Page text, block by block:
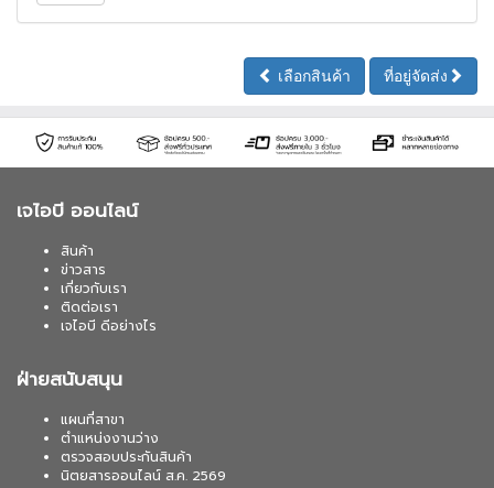
เลือกสินค้า ที่อยู่จัดส่ง
เจไอบี ออนไลน์
สินค้า
ข่าวสาร
เกี่ยวกับเรา
ติดต่อเรา
เจไอบี ดีอย่างไร
ฝ่ายสนับสนุน
แผนที่สาขา
ตำแหน่งงานว่าง
ตรวจสอบประกันสินค้า
นิตยสารออนไลน์ ส.ค. 2569